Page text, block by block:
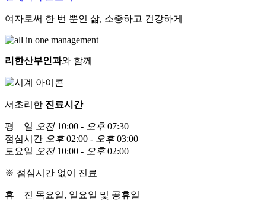
여자로써 한 번 뿐인 삶, 소중하고 건강하게
리한산부인과와 함께
서초리한 진료시간
평 일 오전10:00 - 오후07:30
점심시간 오후02:00 - 오후03:00
토요일 오전10:00 - 오후02:00
※ 점심시간 없이 진료
휴 진 목요일, 일요일 및 공휴일